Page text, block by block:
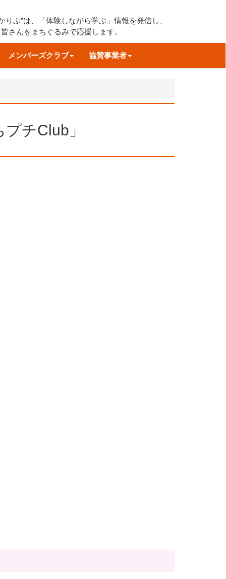
りぶ”は、「体験しながら学ぶ」情報を発信し、
さんをまちぐるみで応援します。
メンバーズクラブ 協賛事業者
プチClub」